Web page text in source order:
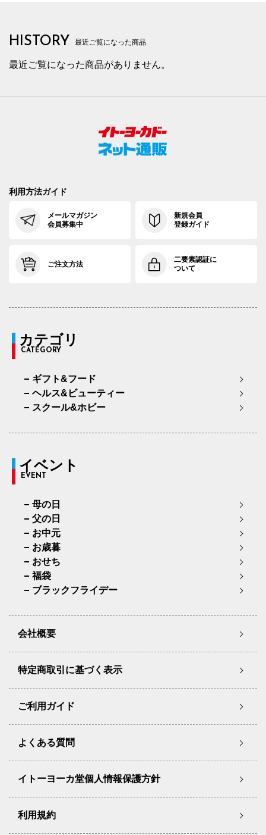
HISTORY 最近ご覧になった商品
最近ご覧になった商品がありません。
利用方法ガイド
メールマガジン
会員募集中
新規会員
登録ガイド
ご注文方法
二要素認証に
ついて
カテゴリ
CATEGORY
ギフト&フード
ヘルス&ビューティー
スクール&ホビー
イベント
EVENT
母の日
父の日
お中元
お歳暮
おせち
福袋
ブラックフライデー
会社概要
特定商取引に基づく表示
ご利用ガイド
よくある質問
イトーヨーカ堂個人情報保護方針
利用規約